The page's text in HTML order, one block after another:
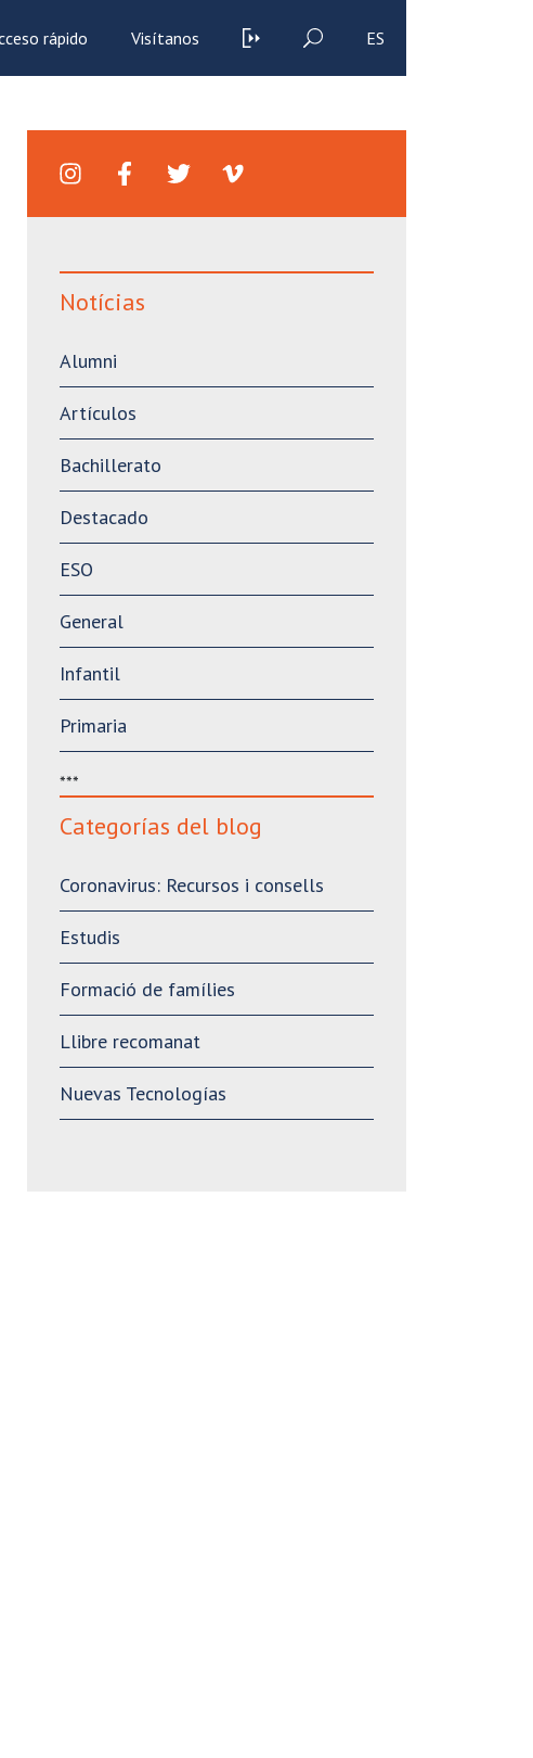
rápido Visítanos ES
Notícias
Alumni
Artículos
Bachillerato
Destacado
ESO
General
Infantil
Primaria
***
Categorías del blog
Coronavirus: Recursos i consells
Estudis
Formació de famílies
Llibre recomanat
Nuevas Tecnologías